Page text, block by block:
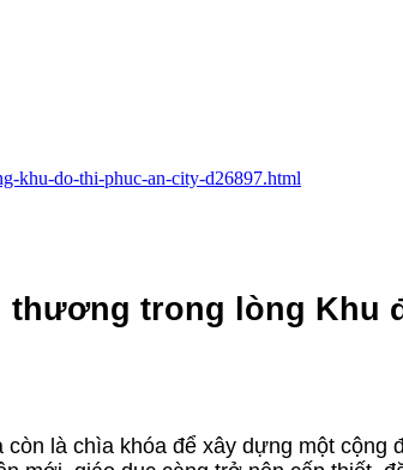
khu-do-thi-phuc-an-city-d26897.html
thương trong lòng Khu
là chìa khóa để xây dựng một cộng